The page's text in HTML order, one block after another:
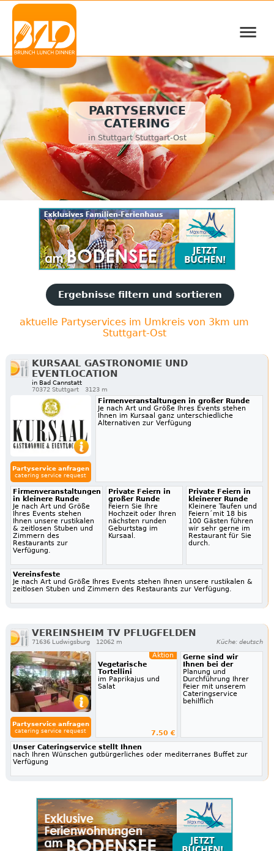
≡
PARTYSERVICE
CATERING
in Stuttgart Stuttgart-Ost
Ergebnisse filtern und sortieren
aktuelle Partyservices im Umkreis von 3km um
Stuttgart-Ost
KURSAAL GASTRONOMIE UND
EVENTLOCATION
in Bad Cannstatt
70372 Stuttgart
3123 m
Partyservice anfragen
catering service request
Firmenveranstaltungen in großer Runde
Je nach Art und Größe Ihres Events stehen
Ihnen im Kursaal ganz unterschiedliche
Alternativen zur Verfügung
Firmenveranstaltungen
in kleinere Runde
Je nach Art und Größe
Ihres Events stehen
Ihnen unsere rustikalen
& zeitlosen Stuben und
Zimmern des
Restaurants zur
Verfügung.
Private Feiern in
großer Runde
Feiern Sie Ihre
Hochzeit oder Ihren
nächsten runden
Geburtstag im
Kursaal.
Private Feiern in
kleinerer Runde
Kleinere Taufen und
Feiern´mit 18 bis
100 Gästen führen
wir sehr gerne im
Restaurant für Sie
durch.
Vereinsfeste
Je nach Art und Größe Ihres Events stehen Ihnen unsere rustikalen &
zeitlosen Stuben und Zimmern des Restaurants zur Verfügung.
VEREINSHEIM TV PFLUGFELDEN
71636 Ludwigsburg 12062 m Küche: deutsch
Partyservice anfragen
catering service request
Aktion
Vegetarische
Tortellini
im Paprikajus und
Salat
7.50 €
Gerne sind wir
Ihnen bei der
Planung und
Durchführung Ihrer
Feier mit unserem
Cateringservice
behilflich
Unser Cateringservice stellt Ihnen
nach Ihren Wünschen gutbürgerliches oder mediterranes Buffet zur
Verfügung